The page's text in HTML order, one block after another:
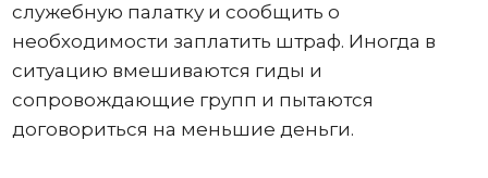
служебную палатку и сообщить о
необходимости заплатить штраф. Иногда в
ситуацию вмешиваются гиды и
сопровождающие групп и пытаются
договориться на меньшие деньги.